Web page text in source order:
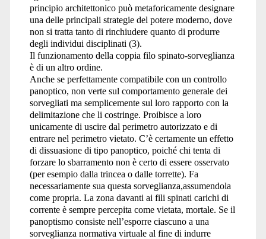
principio architettonico può metaforicamente designare
una delle principali strategie del potere moderno, dove
non si tratta tanto di rinchiudere quanto di produrre
degli individui disciplinati (3).
Il funzionamento della coppia filo spinato-sorveglianza
è di un altro ordine.
Anche se perfettamente compatibile con un controllo
panoptico, non verte sul comportamento generale dei
sorvegliati ma semplicemente sul loro rapporto con la
delimitazione che li costringe. Proibisce a loro
unicamente di uscire dal perimetro autorizzato e di
entrare nel perimetro vietato. C’è certamente un effetto
di dissuasione di tipo panoptico, poiché chi tenta di
forzare lo sbarramento non è certo di essere osservato
(per esempio dalla trincea o dalle torrette). Fa
necessariamente sua questa sorveglianza,assumendola
come propria. La zona davanti ai fili spinati carichi di
corrente è sempre percepita come vietata, mortale. Se il
panoptismo consiste nell’esporre ciascuno a una
sorveglianza normativa virtuale al fine di indurre